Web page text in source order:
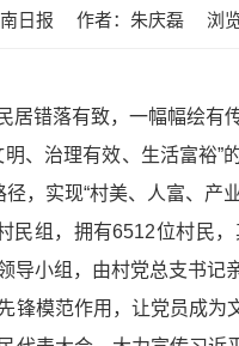
日报 作者：朱庆磊 浏
错落有致，一幅幅绘有
、治理有效、生活富裕
，实现“村美、人富、产
民组，拥有6512位村民
导小组，由村党总支书
模范作用，让党员成